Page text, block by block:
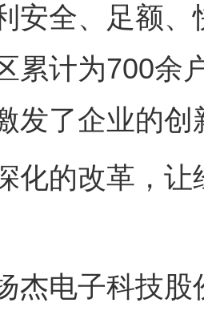
安全、足额
累计为700余
发了企业的
的改革，让
电子科技股